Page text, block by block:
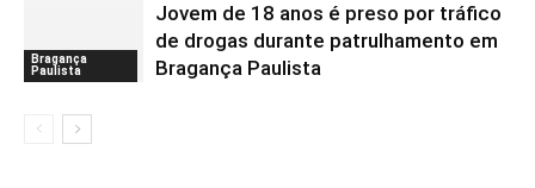
Bragança
Paulista
Jovem de 18 anos é preso por tráfico
de drogas durante patrulhamento em
Bragança Paulista